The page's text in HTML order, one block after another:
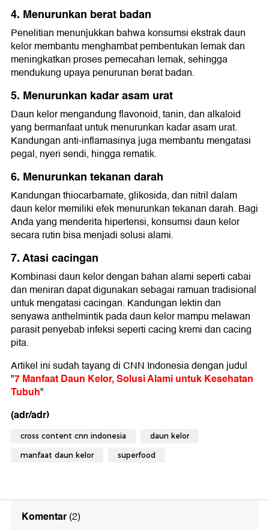
4. Menurunkan berat badan
Penelitian menunjukkan bahwa konsumsi ekstrak daun
kelor membantu menghambat pembentukan lemak dan
meningkatkan proses pemecahan lemak, sehingga
mendukung upaya penurunan berat badan.
5. Menurunkan kadar asam urat
Daun kelor mengandung flavonoid, tanin, dan alkaloid
yang bermanfaat untuk menurunkan kadar asam urat.
Kandungan anti-inflamasinya juga membantu mengatasi
pegal, nyeri sendi, hingga rematik.
6. Menurunkan tekanan darah
Kandungan thiocarbamate, glikosida, dan nitril dalam
daun kelor memiliki efek menurunkan tekanan darah. Bagi
Anda yang menderita hipertensi, konsumsi daun kelor
secara rutin bisa menjadi solusi alami.
7. Atasi cacingan
Kombinasi daun kelor dengan bahan alami seperti cabai
dan meniran dapat digunakan sebagai ramuan tradisional
untuk mengatasi cacingan. Kandungan lektin dan
senyawa anthelmintik pada daun kelor mampu melawan
parasit penyebab infeksi seperti cacing kremi dan cacing
pita.
Artikel ini sudah tayang di CNN Indonesia dengan judul
"7 Manfaat Daun Kelor, Solusi Alami untuk Kesehatan
Tubuh"
(adr/adr)
cross content cnn indonesia daun kelor
manfaat daun kelor superfood